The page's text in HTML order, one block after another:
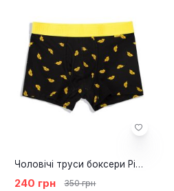
Чоловічі труси боксери Pink Hero Taxi yellow
240 грн 350 грн